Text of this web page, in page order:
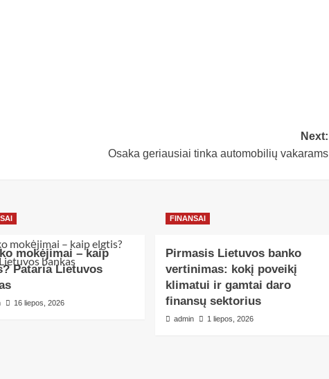
Next:
Osaka geriausiai tinka automobilių vakarams
mokėjimai – kaip
Pataria Lietuvos
16 liepos, 2026
FINANSAI
Pirmasis Lietuvos banko
vertinimas: kokį poveikį
klimatui ir gamtai daro
finansų sektorius
admin 1 liepos, 2026